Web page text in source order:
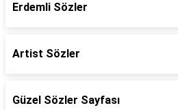
Erdemli Sözler
Artist Sözler
Güzel Sözler Sayfası